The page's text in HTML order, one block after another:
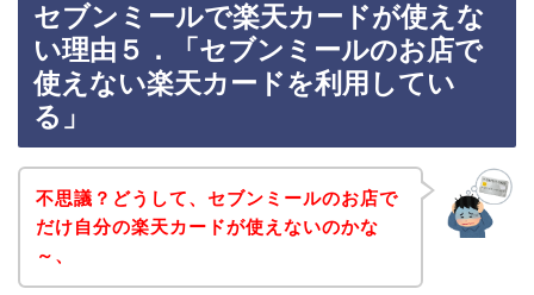
セブンミールで楽天カードが使えな
い理由５．「セブンミールのお店で
使えない楽天カードを利用してい
る」
不思議？どうして、セブンミールのお店で
だけ自分の楽天カードが使えないのかな
～、